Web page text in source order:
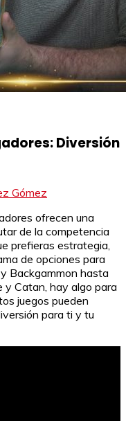
Diversión
Gómez
ofrecen una
de la competencia
prefieras estrategia,
de opciones para
Backgammon hasta
y Catan, hay algo para
juegos pueden
para ti y tu